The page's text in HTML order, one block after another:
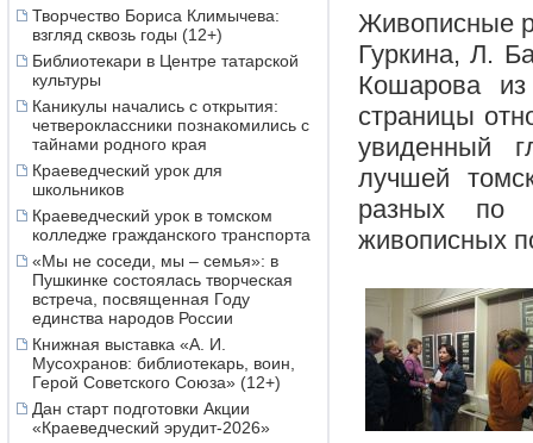
Творчество Бориса Климычева:
взгляд сквозь годы (12+)
Библиотекари в Центре татарской
культуры
Каникулы начались с открытия:
четвероклассники познакомились с
тайнами родного края
Краеведческий урок для
школьников
Краеведческий урок в томском
колледже гражданского транспорта
«Мы не соседи, мы – семья»: в
Пушкинке состоялась творческая
встреча, посвященная Году
единства народов России
Книжная выставка «А. И.
Мусохранов: библиотекарь, воин,
Герой Советского Союза» (12+)
Дан старт подготовки Акции
«Краеведческий эрудит-2026»
Живописные
Гуркина, Л.
Кошарова
страницы
увиденный
лучшей
разных по
живописных